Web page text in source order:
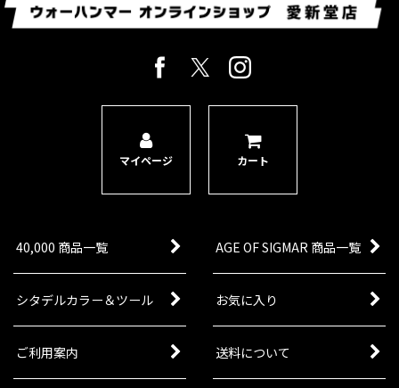
マイページ カート
40,000 商品一覧 AGE OF SIGMAR 商品一覧
シタデルカラー＆ツール お気に入り
ご利用案内 送料について